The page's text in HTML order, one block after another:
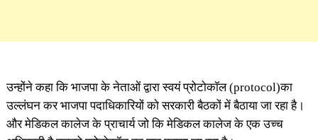
उन्होंने कहा कि भाजपा के नेताओं द्वारा स्वयं प्रोटोकॉल (protocol)का
उल्लंघन कर भाजपा पदाधिकारियों को सरकारी बैठकों में बैठाया जा रहा है।
और मेडिकल कालेज के प्राचार्य जो कि मेडिकल कालेज के एक उच्च